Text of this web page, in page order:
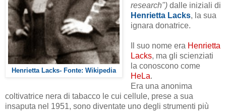
Henrietta Lacks- Fonte: Wikipedia
research") dalle iniziali di
Henrietta Lacks, la sua
ignara donatrice.
Il suo nome era Henrietta
Lacks, ma gli scienziati
la conoscono come
HeLa.
Era una anonima
coltivatrice nera di tabacco le cui cellule, prese a sua
insaputa nel 1951, sono diventate uno degli strumenti più